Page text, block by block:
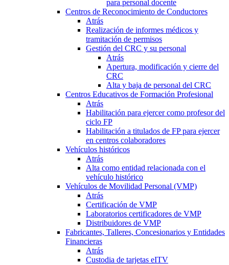
para personal docente
Centros de Reconocimiento de Conductores
Atrás
Realización de informes médicos y
tramitación de permisos
Gestión del CRC y su personal
Atrás
Apertura, modificación y cierre del
CRC
Alta y baja de personal del CRC
Centros Educativos de Formación Profesional
Atrás
Habilitación para ejercer como profesor del
ciclo FP
Habilitación a titulados de FP para ejercer
en centros colaboradores
Vehículos históricos
Atrás
Alta como entidad relacionada con el
vehículo histórico
Vehículos de Movilidad Personal (VMP)
Atrás
Certificación de VMP
Laboratorios certificadores de VMP
Distribuidores de VMP
Fabricantes, Talleres, Concesionarios y Entidades
Financieras
Atrás
Custodia de tarjetas eITV